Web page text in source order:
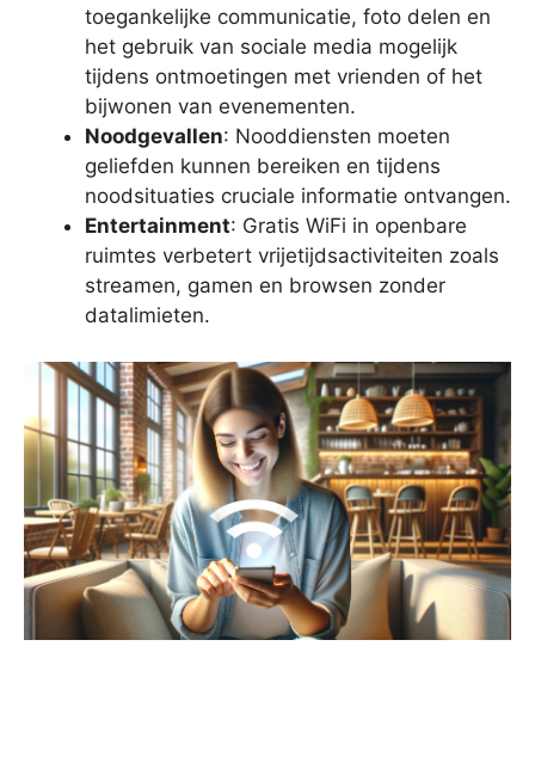
toegankelijke communicatie, foto delen en
het gebruik van sociale media mogelijk
tijdens ontmoetingen met vrienden of het
bijwonen van evenementen.
Noodgevallen: Nooddiensten moeten
geliefden kunnen bereiken en tijdens
noodsituaties cruciale informatie ontvangen.
Entertainment: Gratis WiFi in openbare
ruimtes verbetert vrijetijdsactiviteiten zoals
streamen, gamen en browsen zonder
datalimieten.